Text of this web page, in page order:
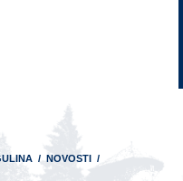
/ NOVOSTI /